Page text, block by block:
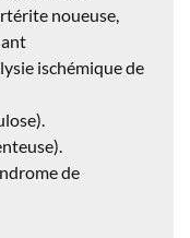
noueuse,
ischémique de
de